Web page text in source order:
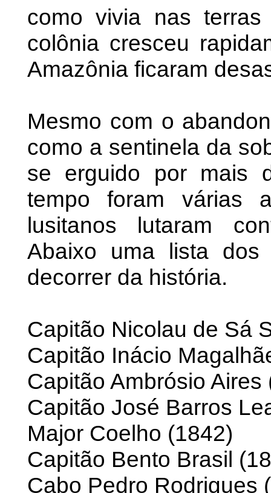
como vivia nas
colônia cresceu
Amazônia ficaram
Mesmo com o
como a sentinela da
se erguido por mais
tempo foram várias
lusitanos lutaram
Abaixo uma lista dos
decorrer da história.
Capitão Nicolau de Sá
Capitão Inácio
Capitão Ambrósio Aires
Capitão José Barros
Major Coelho (1842)
Capitão Bento Brasil
Cabo Pedro Rodrigues